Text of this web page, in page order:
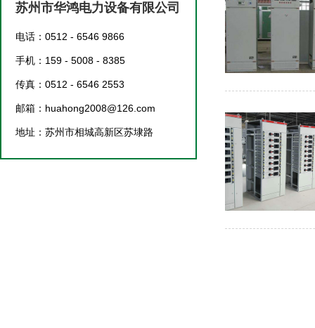
苏州市华鸿电力设备有限公司
电话：0512 - 6546 9866
手机：159 - 5008 - 8385
传真：0512 - 6546 2553
邮箱：huahong2008@126.com
地址：苏州市相城高新区苏埭路